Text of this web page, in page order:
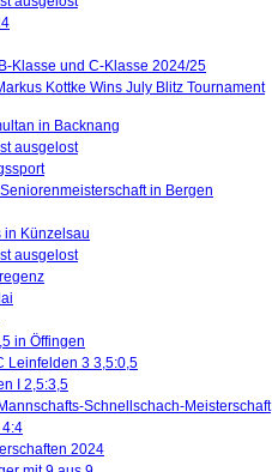
Klasse und C-Klasse 2024/25
Kottke Wins July Blitz Tournament
in Backnang
ausgelost
in Bergen
in Künzelsau
ausgelost
in Öffingen
Leinfelden 3 3,5:0,5
I 2,5:3,5
Schnellschach-Meisterschaft
2024